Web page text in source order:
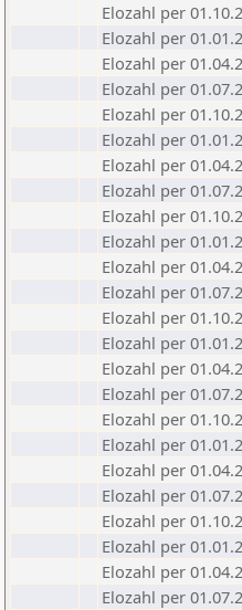
Elozahl per
Elozahl per
Elozahl per
Elozahl per
Elozahl per
Elozahl per
Elozahl per
Elozahl per
Elozahl per
Elozahl per
Elozahl per
Elozahl per
Elozahl per
Elozahl per
Elozahl per
Elozahl per
Elozahl per
Elozahl per
Elozahl per
Elozahl per
Elozahl per
Elozahl per
Elozahl per
Elozahl per